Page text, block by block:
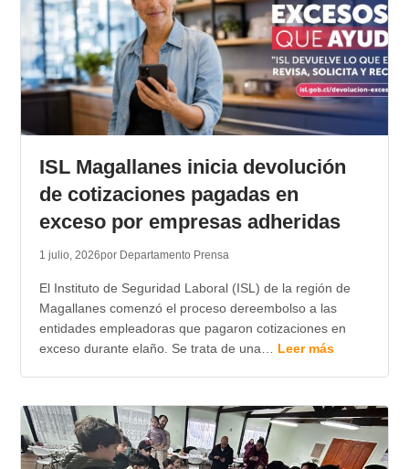
ISL Magallanes inicia devolución
de cotizaciones pagadas en
exceso por empresas adheridas
1 julio, 2026por Departamento Prensa
El Instituto de Seguridad Laboral (ISL) de la región de
Magallanes comenzó el proceso dereembolso a las
entidades empleadoras que pagaron cotizaciones en
exceso durante elaño. Se trata de una… Leer más